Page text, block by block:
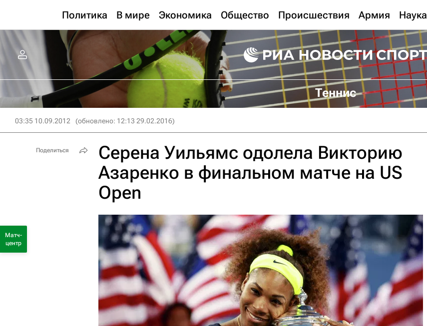
Политика В мире Экономика Общество Происшествия Армия Наука
Теннис
03:35 10.09.2012 (обновлено: 12:13 29.02.2016)
Серена Уильямс одолела Викторию
Азаренко в финальном матче на US
Open
Поделиться
Матч-
центр